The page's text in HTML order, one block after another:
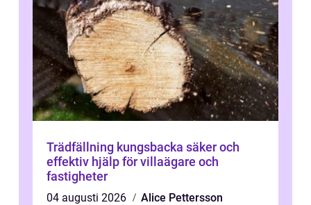
Trädfällning kungsbacka säker och
effektiv hjälp för villaägare och
fastigheter
04 augusti 2026
Alice Pettersson